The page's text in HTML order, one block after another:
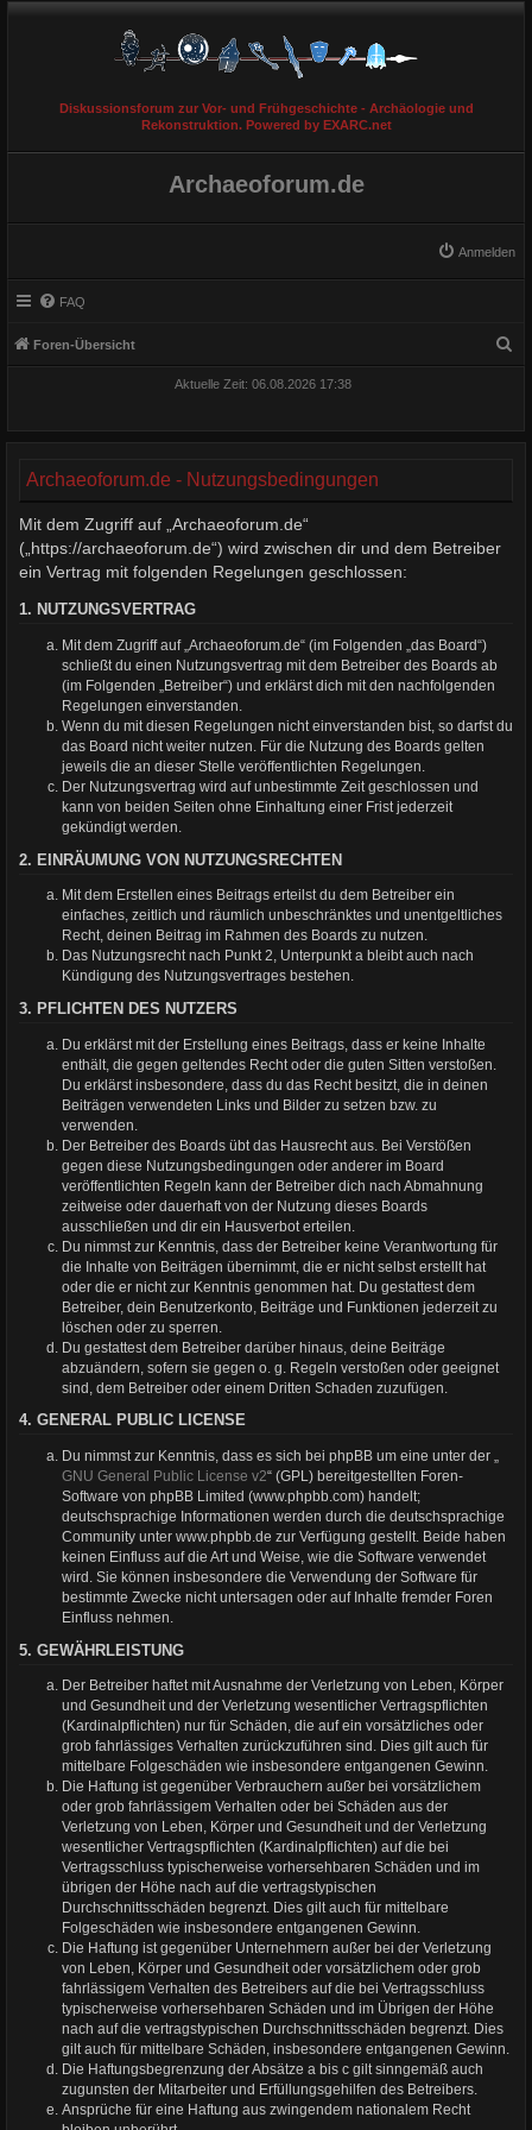
Diskussionsforum zur Vor- und Frühgeschichte - Archäologie und
Rekonstruktion. Powered by EXARC.net
Archaeoforum.de
Anmelden
FAQ
Foren-Übersicht
Aktuelle Zeit: 06.08.2026 17:38
Archaeoforum.de - Nutzungsbedingungen
Mit dem Zugriff auf „Archaeoforum.de“
(„https://archaeoforum.de“) wird zwischen dir und dem Betreiber
ein Vertrag mit folgenden Regelungen geschlossen:
1. NUTZUNGSVERTRAG
Mit dem Zugriff auf „Archaeoforum.de“ (im Folgenden „das Board“)
schließt du einen Nutzungsvertrag mit dem Betreiber des Boards ab
(im Folgenden „Betreiber“) und erklärst dich mit den nachfolgenden
Regelungen einverstanden.
Wenn du mit diesen Regelungen nicht einverstanden bist, so darfst du
das Board nicht weiter nutzen. Für die Nutzung des Boards gelten
jeweils die an dieser Stelle veröffentlichten Regelungen.
Der Nutzungsvertrag wird auf unbestimmte Zeit geschlossen und
kann von beiden Seiten ohne Einhaltung einer Frist jederzeit
gekündigt werden.
2. EINRÄUMUNG VON NUTZUNGSRECHTEN
Mit dem Erstellen eines Beitrags erteilst du dem Betreiber ein
einfaches, zeitlich und räumlich unbeschränktes und unentgeltliches
Recht, deinen Beitrag im Rahmen des Boards zu nutzen.
Das Nutzungsrecht nach Punkt 2, Unterpunkt a bleibt auch nach
Kündigung des Nutzungsvertrages bestehen.
3. PFLICHTEN DES NUTZERS
Du erklärst mit der Erstellung eines Beitrags, dass er keine Inhalte
enthält, die gegen geltendes Recht oder die guten Sitten verstoßen.
Du erklärst insbesondere, dass du das Recht besitzt, die in deinen
Beiträgen verwendeten Links und Bilder zu setzen bzw. zu
verwenden.
Der Betreiber des Boards übt das Hausrecht aus. Bei Verstößen
gegen diese Nutzungsbedingungen oder anderer im Board
veröffentlichten Regeln kann der Betreiber dich nach Abmahnung
zeitweise oder dauerhaft von der Nutzung dieses Boards
ausschließen und dir ein Hausverbot erteilen.
Du nimmst zur Kenntnis, dass der Betreiber keine Verantwortung für
die Inhalte von Beiträgen übernimmt, die er nicht selbst erstellt hat
oder die er nicht zur Kenntnis genommen hat. Du gestattest dem
Betreiber, dein Benutzerkonto, Beiträge und Funktionen jederzeit zu
löschen oder zu sperren.
Du gestattest dem Betreiber darüber hinaus, deine Beiträge
abzuändern, sofern sie gegen o. g. Regeln verstoßen oder geeignet
sind, dem Betreiber oder einem Dritten Schaden zuzufügen.
4. GENERAL PUBLIC LICENSE
Du nimmst zur Kenntnis, dass es sich bei phpBB um eine unter der „
GNU General Public License v2“ (GPL) bereitgestellten Foren-
Software von phpBB Limited (www.phpbb.com) handelt;
deutschsprachige Informationen werden durch die deutschsprachige
Community unter www.phpbb.de zur Verfügung gestellt. Beide haben
keinen Einfluss auf die Art und Weise, wie die Software verwendet
wird. Sie können insbesondere die Verwendung der Software für
bestimmte Zwecke nicht untersagen oder auf Inhalte fremder Foren
Einfluss nehmen.
5. GEWÄHRLEISTUNG
Der Betreiber haftet mit Ausnahme der Verletzung von Leben, Körper
und Gesundheit und der Verletzung wesentlicher Vertragspflichten
(Kardinalpflichten) nur für Schäden, die auf ein vorsätzliches oder
grob fahrlässiges Verhalten zurückzuführen sind. Dies gilt auch für
mittelbare Folgeschäden wie insbesondere entgangenen Gewinn.
Die Haftung ist gegenüber Verbrauchern außer bei vorsätzlichem
oder grob fahrlässigem Verhalten oder bei Schäden aus der
Verletzung von Leben, Körper und Gesundheit und der Verletzung
wesentlicher Vertragspflichten (Kardinalpflichten) auf die bei
Vertragsschluss typischerweise vorhersehbaren Schäden und im
übrigen der Höhe nach auf die vertragstypischen
Durchschnittsschäden begrenzt. Dies gilt auch für mittelbare
Folgeschäden wie insbesondere entgangenen Gewinn.
Die Haftung ist gegenüber Unternehmern außer bei der Verletzung
von Leben, Körper und Gesundheit oder vorsätzlichem oder grob
fahrlässigem Verhalten des Betreibers auf die bei Vertragsschluss
typischerweise vorhersehbaren Schäden und im Übrigen der Höhe
nach auf die vertragstypischen Durchschnittsschäden begrenzt. Dies
gilt auch für mittelbare Schäden, insbesondere entgangenen Gewinn.
Die Haftungsbegrenzung der Absätze a bis c gilt sinngemäß auch
zugunsten der Mitarbeiter und Erfüllungsgehilfen des Betreibers.
Ansprüche für eine Haftung aus zwingendem nationalem Recht